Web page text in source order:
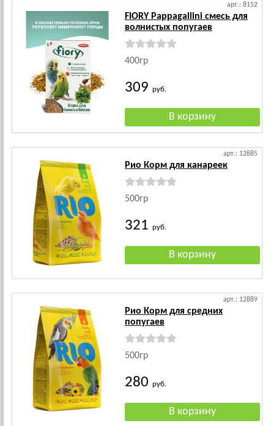
арт.: 8152
FIORY Pappagallini смесь для
волнистых попугаев
400гр
309 руб.
арт.: 12885
Рио Корм для канареек
500гр
321 руб.
арт.: 12889
Рио Корм для средних
попугаев
500гр
280 руб.